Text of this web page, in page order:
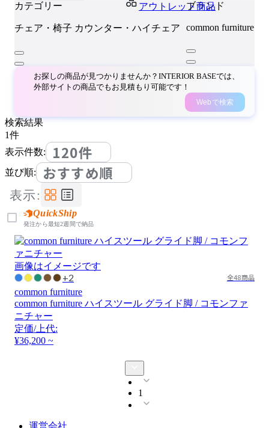
アウトレット商品
カテゴリー
チェア・椅子 カウンター・ハイチェア
ブランド
common furniture
お探しの商品が見つかりませんか？INTERIOR BASEでは、
外部サイトの商品でもお見積もり可能です！
Webで検索
検索結果
1件
表示件数:
120件
並び順: おすすめ順
表示:
QuickShip
発注から最短2週間で納品
画像はイメージです
+2 全48商品
common furniture
common furniture ハイスツール グライド脚 / コモンファ
ニチャー
定価/上代:
¥36,200 ~
1
運営会社